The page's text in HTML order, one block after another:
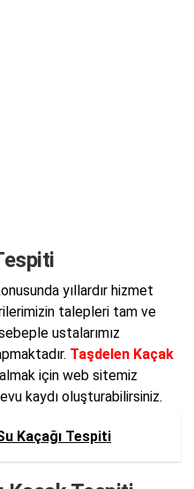
yıllardır hizmet
talepleri tam ve
ustalarımız
Taşdelen Kaçak
için web sitemiz
kaydı oluşturabilirsiniz.
Kaçağı Tespiti